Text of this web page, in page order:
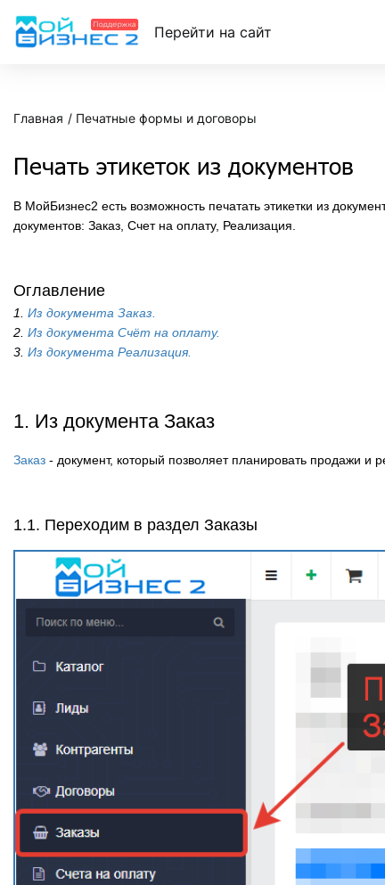
Перейти на сайт
Главная Печатные формы и договоры
Печать этикеток из документов
В МойБизнес2 есть возможность печатать этикетки из
документов: Заказ, Счет на оплату, Реализация.
Оглавление
1. Из документа Заказ.
2. Из документа Счёт на оплату.
3. Из документа Реализация.
1. Из документа Заказ
Заказ - документ, который позволяет планировать продажи и
1.1. Переходим в раздел Заказы